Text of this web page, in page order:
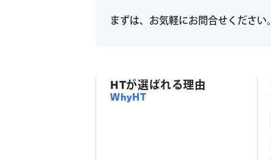
まずは、お気軽にお問合せください。
HTが選ばれる理由
WhyHT